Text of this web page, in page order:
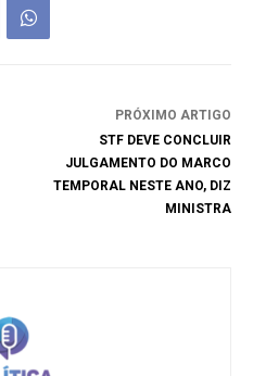
PRÓXIMO ARTIGO
STF DEVE CONCLUIR
JULGAMENTO DO MARCO
TEMPORAL NESTE ANO, DIZ
MINISTRA